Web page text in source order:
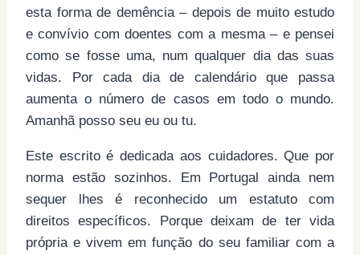
esta forma de demência – depois de muito estudo
e convívio com doentes com a mesma – e pensei
como se fosse uma, num qualquer dia das suas
vidas. Por cada dia de calendário que passa
aumenta o número de casos em todo o mundo.
Amanhã posso seu eu ou tu.
Este escrito é dedicada aos cuidadores. Que por
norma estão sozinhos. Em Portugal ainda nem
sequer lhes é reconhecido um estatuto com
direitos específicos. Porque deixam de ter vida
própria e vivem em função do seu familiar com a